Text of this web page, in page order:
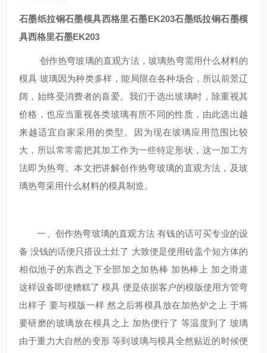
石墨纸拉铜石墨模具西格里石墨EK203石墨纸拉铜石墨模
具西格里石墨EK203
创作热弯玻璃的直观方法，玻璃热弯需用什么材料的
模具 玻璃因为种类多样，能局限在各种场合，所以前景辽
阔，始终受消费者的喜爱。我们于选出玻璃时，除重视其
价格，也应当重视各类玻璃有所不同的性质，由此选出越
来越适宜自家采用的类型。因为现在玻璃应用范围比较
大，所以常常需把其加工作为一些特定形状，这一加工方
法即为热弯。本文把讲解创作热弯玻璃的直观方法，及玻
璃热弯采用什么材料的模具制造。
一、创作热弯玻璃的直观方法 有钱的话可买专业的设
备 没钱的话便只搭设土灶了 大致便是使用砖盖个短方体的
相似池子的东西之下全部加之加热棒 加热棒上 加之滑道
这样设备即使糟糕了 模具 便是依据客户的模版使用方管弯
出样子 要与模版一样 然之后将模具放在加热炉之上 于将
要研磨的玻璃放在模具之上 加热便行了 等温度到了 玻璃
由于重力大自然的变形 等到玻璃与模具全然贴近的时候便